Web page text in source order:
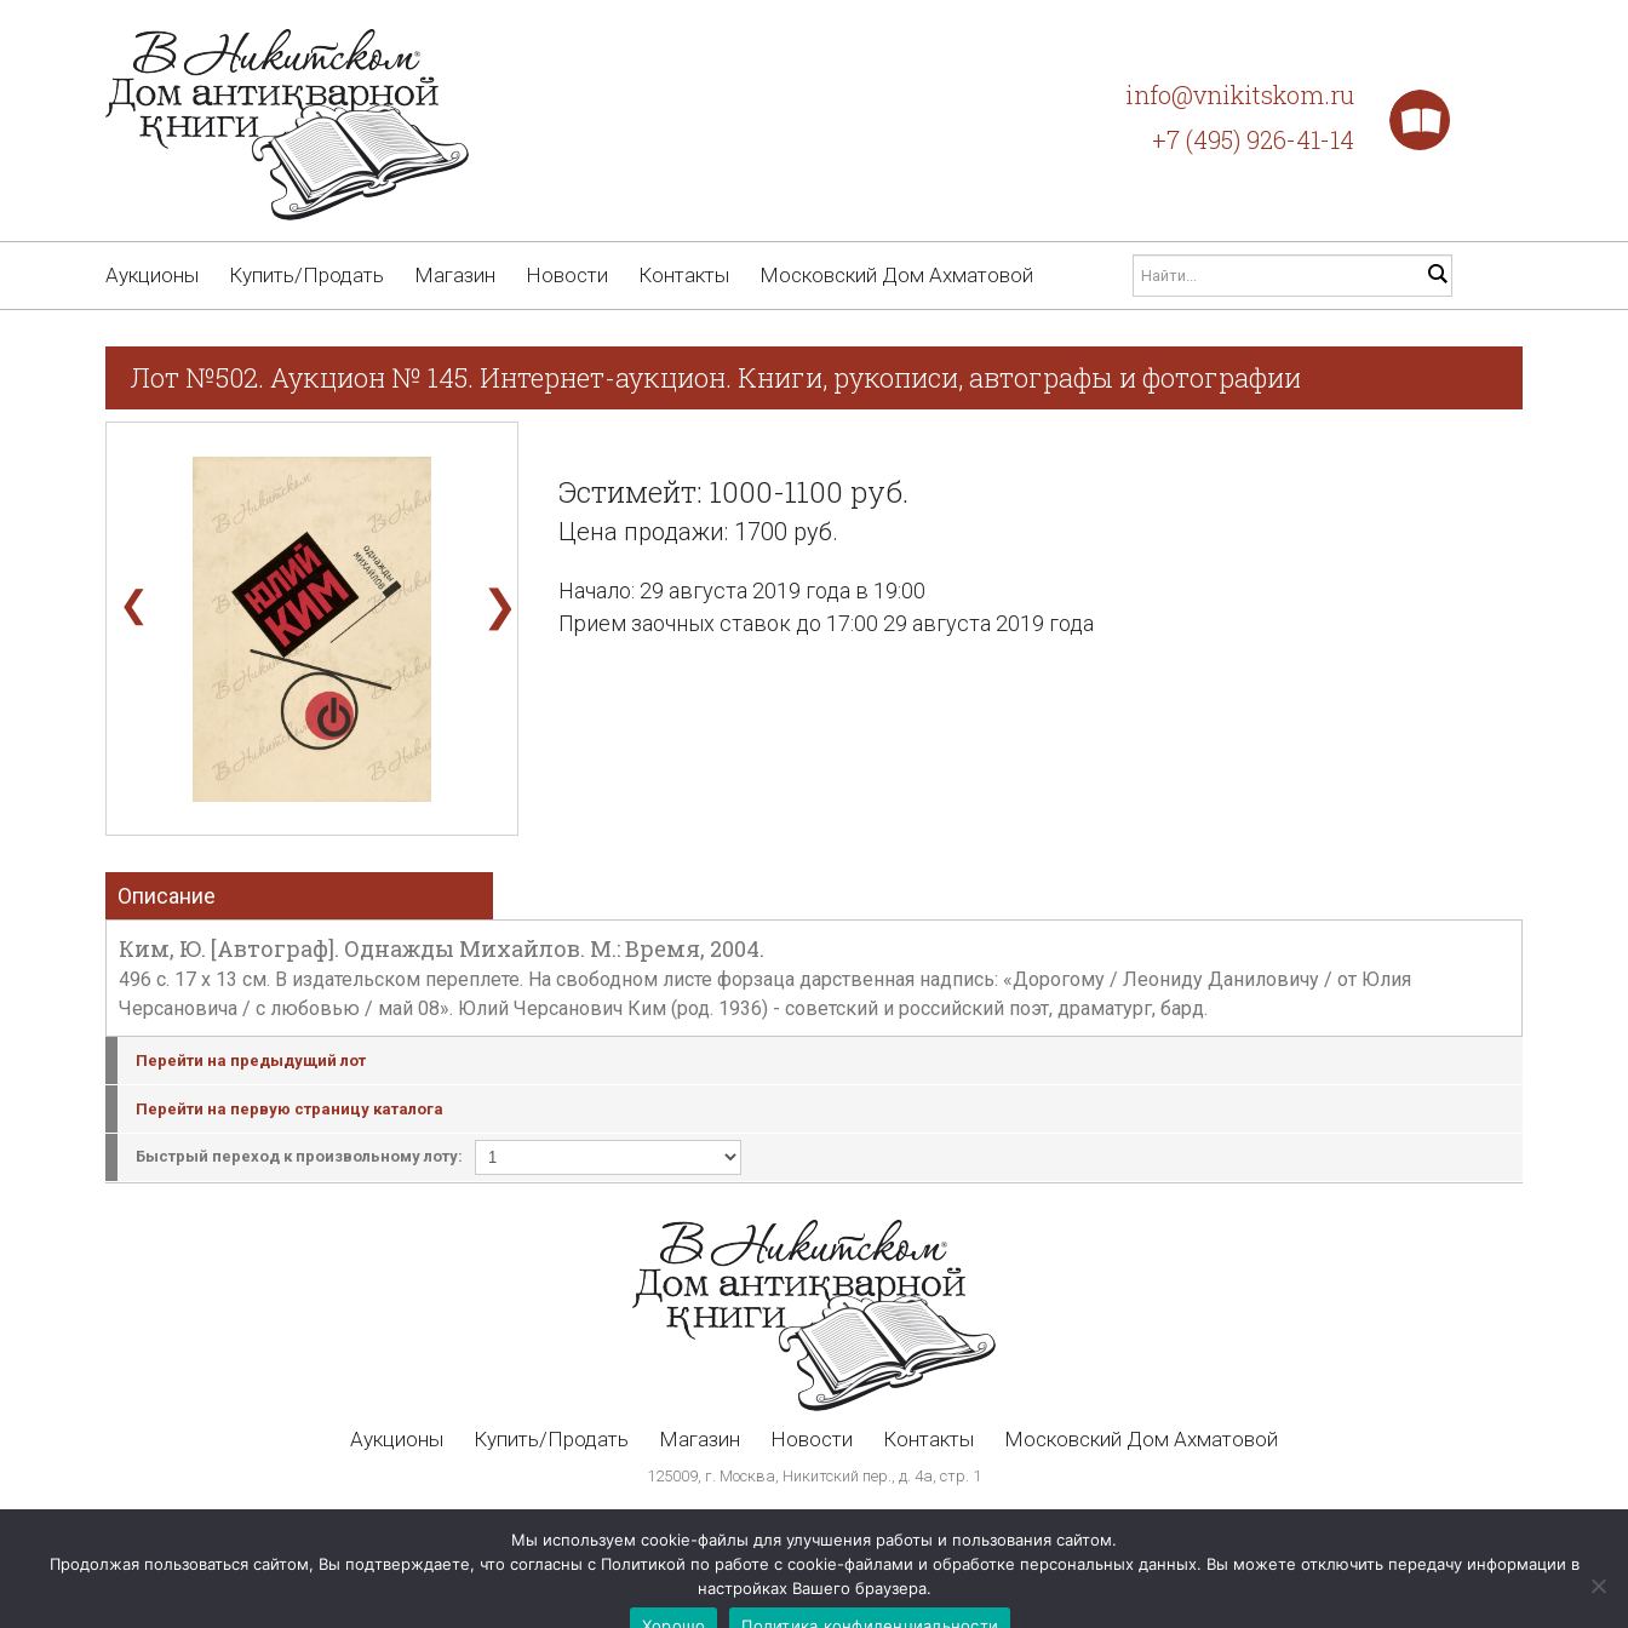
info@vnikitskom.ru
+7 (495) 926-41-14
Аукционы Купить/Продать Магазин Новости Контакты Московский Дом Ахматовой
Лот №502. Аукцион № 145. Интернет-аукцион. Книги, рукописи, автографы и фотографии
❮ ❯
Эстимейт: 1000-1100 руб.
Цена продажи: 1700 руб.
Начало: 29 августа 2019 года в 19:00
Прием заочных ставок до 17:00 29 августа 2019 года
Описание
Ким, Ю. [Автограф]. Однажды Михайлов. М.: Время, 2004.
496 c. 17 x 13 см. В издательском переплете. На свободном листе форзаца дарственная надпись: «Дорогому / Леониду Даниловичу / от Юлия
Черсановича / с любовью / май 08». Юлий Черсанович Ким (род. 1936) - советский и российский поэт, драматург, бард.
Перейти на предыдущий лот
Перейти на первую страницу каталога
Быстрый переход к произвольному лоту:
Аукционы Купить/Продать Магазин Новости Контакты Московский Дом Ахматовой
125009, г. Москва, Никитский пер., д. 4а, стр. 1
Мы используем cookie-файлы для улучшения работы и пользования сайтом.
Продолжая пользоваться сайтом, Вы подтверждаете, что согласны с Политикой по работе с cookie-файлами и обработке персональных данных. Вы можете отключить передачу информации в
настройках Вашего браузера.